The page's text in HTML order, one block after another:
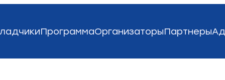
ПрограммаОрганизаторыПартнеры